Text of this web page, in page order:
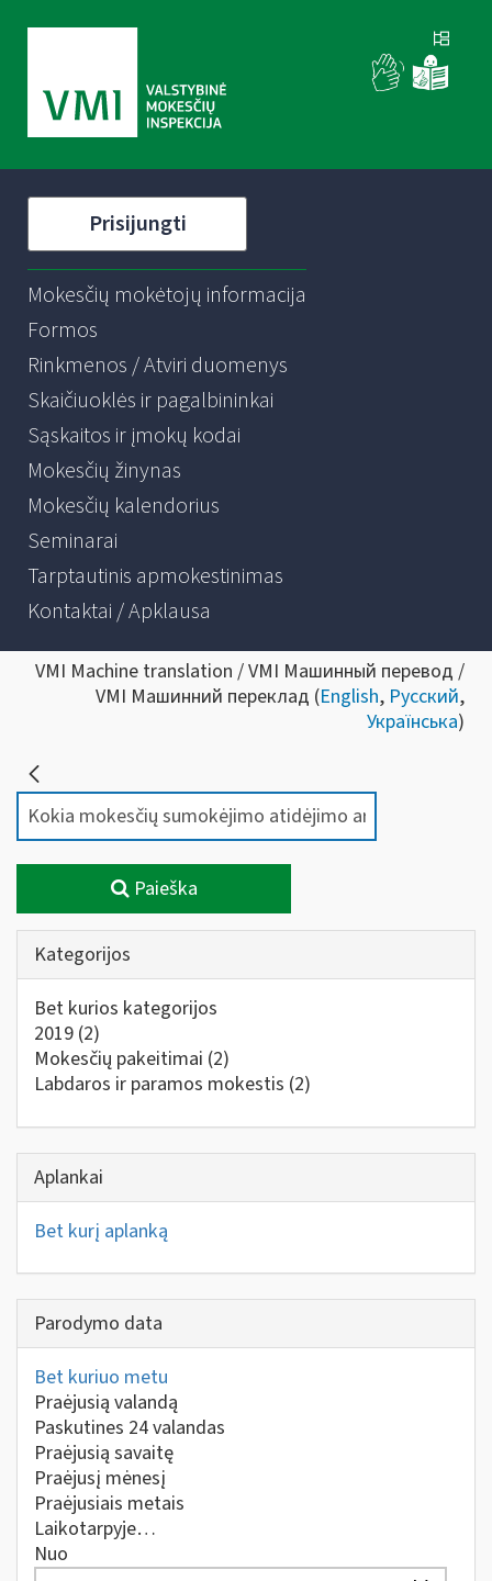
Prisijungti
Mokesčių mokėtojų informacija
Formos
Rinkmenos / Atviri duomenys
Skaičiuoklės ir pagalbininkai
Sąskaitos ir įmokų kodai
Mokesčių žinynas
Mokesčių kalendorius
Seminarai
Tarptautinis apmokestinimas
Kontaktai / Apklausa
VMI Machine translation / VMI Машинный перевод /
VMI Машинний переклад (English, Русский,
Українська)
Paieška
Kategorijos
Bet kurios kategorijos
2019 (2)
Mokesčių pakeitimai (2)
Labdaros ir paramos mokestis (2)
Aplankai
Bet kurį aplanką
Parodymo data
Bet kuriuo metu
Praėjusią valandą
Paskutines 24 valandas
Praėjusią savaitę
Praėjusį mėnesį
Praėjusiais metais
Laikotarpyje…
Nuo